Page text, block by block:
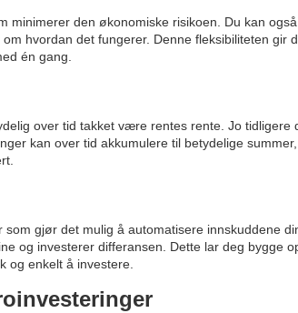
minimerer den økonomiske risikoen. Du kan
hvordan det fungerer. Denne fleksibiliteten gir
én gang.
over tid takket være rentes rente. Jo
kan over tid akkumulere til betydelige
gjør det mulig å automatisere innskuddene
og investerer differansen. Dette lar deg bygge
og enkelt å investere.